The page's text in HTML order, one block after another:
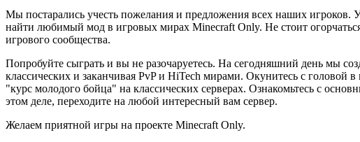
Мы постарались учесть пожелания и предложения всех наших игроков.
найти любимый мод в игровых мирах Minecraft Only. Не стоит
игрового сообщества.
Попробуйте сыграть и вы не разочаруетесь. На сегодняшний день мы
классических и заканчивая PvP и HiTech мирами. Окунитесь с
"курс молодого бойца" на классических серверах. Ознакомьтесь с
этом деле, переходите на любой интересный вам сервер.
Желаем приятной игры на проекте Minecraft Only.